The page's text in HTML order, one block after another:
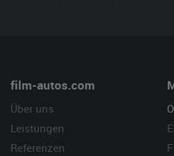
film-autos.com
Über uns
Leistungen
Referenzen